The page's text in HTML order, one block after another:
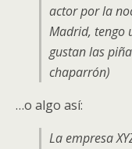
actor por la
Madrid, tengo
gustan las
chaparrón)
…o algo así:
La empresa